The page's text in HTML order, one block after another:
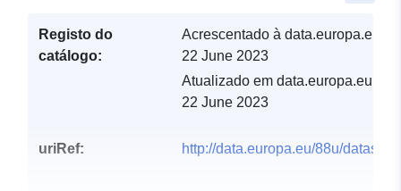
Registo do
catálogo:
Acrescentado à data.europa.eu:
22 June 2023
Atualizado em data.europa.eu:
22 June 2023
uriRef: http://data.europa.eu/88u/dataset/